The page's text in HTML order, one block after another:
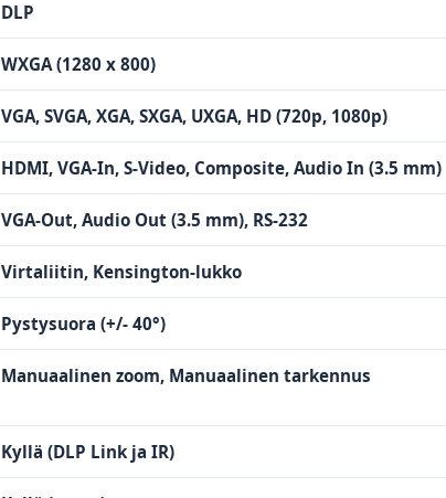
DLP
WXGA (1280 x 800)
VGA, SVGA, XGA, SXGA, UXGA, HD (720p, 1080p)
HDMI, VGA-In, S-Video, Composite, Audio In (3.5 mm)
VGA-Out, Audio Out (3.5 mm), RS-232
Virtaliitin, Kensington-lukko
Pystysuora (+/- 40°)
Manuaalinen zoom, Manuaalinen tarkennus
Kyllä (DLP Link ja IR)